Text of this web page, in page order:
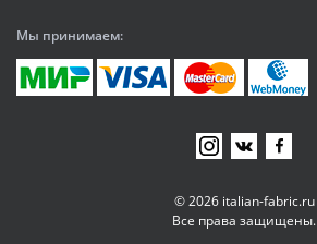
© 2026 italian-fabric.ru
Все права защищены.
Мы принимаем: